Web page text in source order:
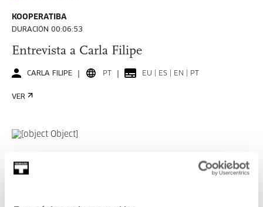
KOOPERATIBA
DURACIÓN 00:06:53
Entrevista a Carla Filipe
CARLA FILIPE PT EU | ES | EN | PT
VER
DURACIÓN 00:06:49